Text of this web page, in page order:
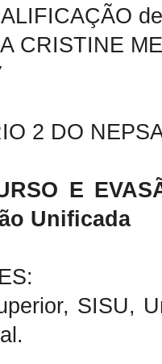
CRISTINE
2 DO
E
Unificada
SISU,